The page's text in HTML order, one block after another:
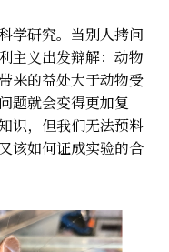
学研究。当别人拷问
主义出发辩解：动物
来的益处大于动物受
题就会变得更加复
识，但我们无法预料
该如何证成实验的合